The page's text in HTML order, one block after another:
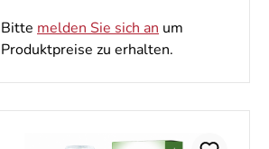
Bitte melden Sie sich an um
Produktpreise zu erhalten.